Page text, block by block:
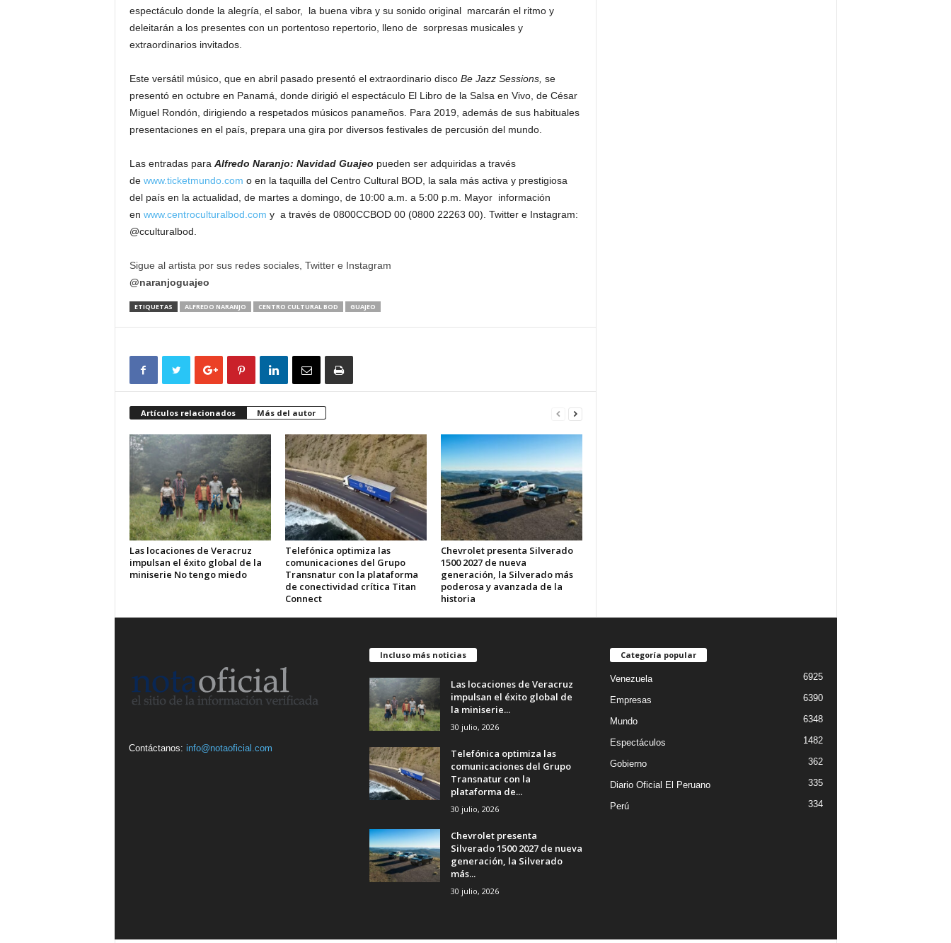
espectáculo donde la alegría, el sabor, la buena vibra y su sonido original marcarán el ritmo y
deleitarán a los presentes con un portentoso repertorio, lleno de sorpresas musicales y
extraordinarios invitados.
Este versátil músico, que en abril pasado presentó el extraordinario disco Be Jazz Sessions, se
presentó en octubre en Panamá, donde dirigió el espectáculo El Libro de la Salsa en Vivo, de César
Miguel Rondón, dirigiendo a respetados músicos panameños. Para 2019, además de sus habituales
presentaciones en el país, prepara una gira por diversos festivales de percusión del mundo.
Las entradas para Alfredo Naranjo: Navidad Guajeo pueden ser adquiridas a través
de www.ticketmundo.com o en la taquilla del Centro Cultural BOD, la sala más activa y prestigiosa
del país en la actualidad, de martes a domingo, de 10:00 a.m. a 5:00 p.m. Mayor información
en www.centroculturalbod.com y a través de 0800CCBOD 00 (0800 22263 00). Twitter e Instagram:
@cculturalbod.
Sigue al artista por sus redes sociales, Twitter e Instagram
@naranjoguajeo
ETIQUETAS ALFREDO NARANJO CENTRO CULTURAL BOD GUAJEO
Artículos relacionados Más del autor
Las locaciones de Veracruz
impulsan el éxito global de la
miniserie No tengo miedo
Telefónica optimiza las
comunicaciones del Grupo
Transnatur con la plataforma
de conectividad crítica Titan
Connect
Chevrolet presenta Silverado
1500 2027 de nueva
generación, la Silverado más
poderosa y avanzada de la
historia
Contáctanos: info@notaoficial.com
Incluso más noticias
Las locaciones de Veracruz
impulsan el éxito global de
la miniserie...
30 julio, 2026
Telefónica optimiza las
comunicaciones del Grupo
Transnatur con la
plataforma de...
30 julio, 2026
Chevrolet presenta
Silverado 1500 2027 de nueva
generación, la Silverado
más...
30 julio, 2026
Categoría popular
Venezuela 6925
Empresas 6390
Mundo 6348
Espectáculos 1482
Gobierno 362
Diario Oficial El Peruano 335
Perú 334